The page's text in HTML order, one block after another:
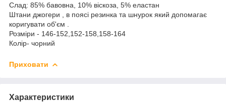
Слад: 85% бавовна, 10% віскоза, 5% еластан
Штани джогери , в поясі резинка та шнурок який допомагає
коригувати об'єм .
Розміри - 146-152,152-158,158-164
Колір- чорний
Приховати
Характеристики